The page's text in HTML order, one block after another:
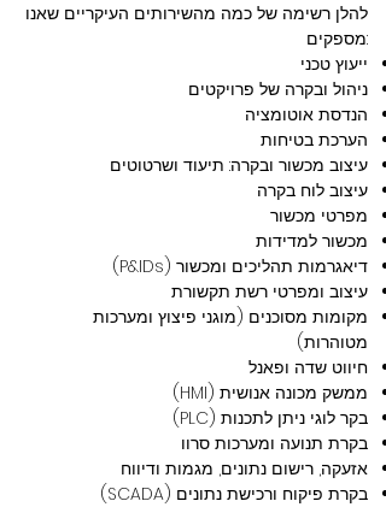
להלן רשימה של כמה מהשירותים העיקריים שאנו
מספקים:
ייעוץ טכני
ניהול ובקרה של פרויקטים
הנדסת אוטומציה
הערכת בטיחות
עיצוב מכשור ובקרה: תיעוד ושרטוטים
עיצוב לוח בקרה
מפרטי מכשור
מכשור למדידות
דיאגרמות תהליכים ומכשור (P&IDs)
עיצוב ומפרטי רשת תקשורת
מקומות מסוכנים (מוגני פיצוץ ומערכות
מטוהרות)
חיווט שדה ופאנל
ממשק מכונה אנושית (HMI)
בקר לוגי ניתן לתכנות (PLC)
בקרת תנועה ומערכות סרוו
אזעקה, רישום נתונים, מגמות ודיווח
בקרת פיקוח ורכישת נתונים (SCADA)